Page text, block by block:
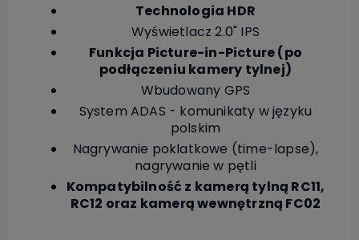
Technologia HDR
Wyświetlacz 2.0" IPS
Funkcja Picture-in-Picture (po
podłączeniu kamery tylnej)
Wbudowany GPS
System ADAS - komunikaty w języku
polskim
Nagrywanie poklatkowe (time-lapse),
nagrywanie w pętli
Kompatybilność z kamerą tylną RC11,
RC12 oraz kamerą wewnętrzną FC02